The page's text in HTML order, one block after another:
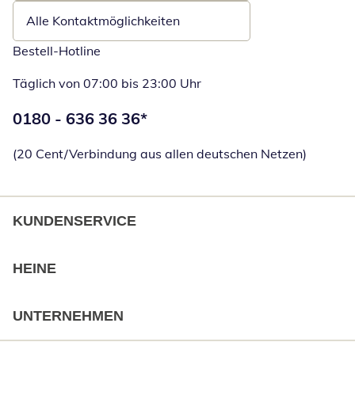
Alle Kontaktmöglichkeiten
Bestell-Hotline
Täglich von 07:00 bis 23:00 Uhr
Telefonnummer:
0180 - 636 36 36*
(20 Cent/Verbindung aus allen deutschen Netzen)
KUNDENSERVICE
HEINE
UNTERNEHMEN